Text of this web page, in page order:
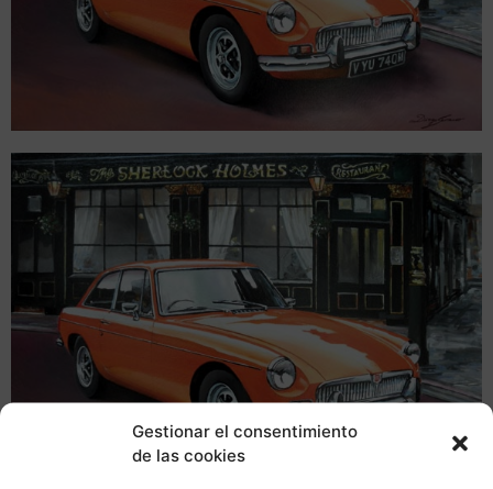
Gestionar el consentimiento
de las cookies